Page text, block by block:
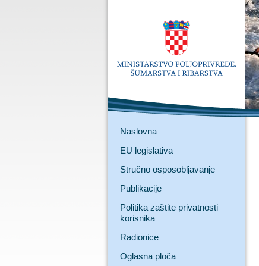
Naslovna
EU legislativa
Stručno osposobljavanje
Publikacije
Politika zaštite privatnosti
korisnika
Radionice
Oglasna ploča